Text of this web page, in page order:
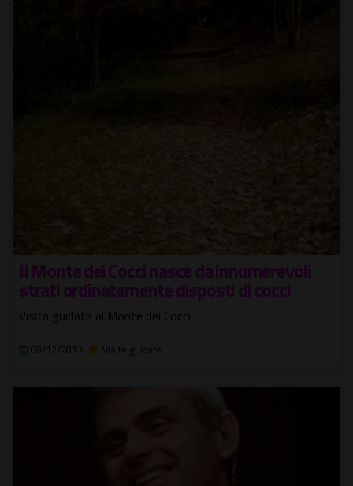
Il Monte dei Cocci nasce da innumerevoli
strati ordinatamente disposti di cocci
Visita guidata al Monte dei Cocci
08/12/2013 Visite guidate